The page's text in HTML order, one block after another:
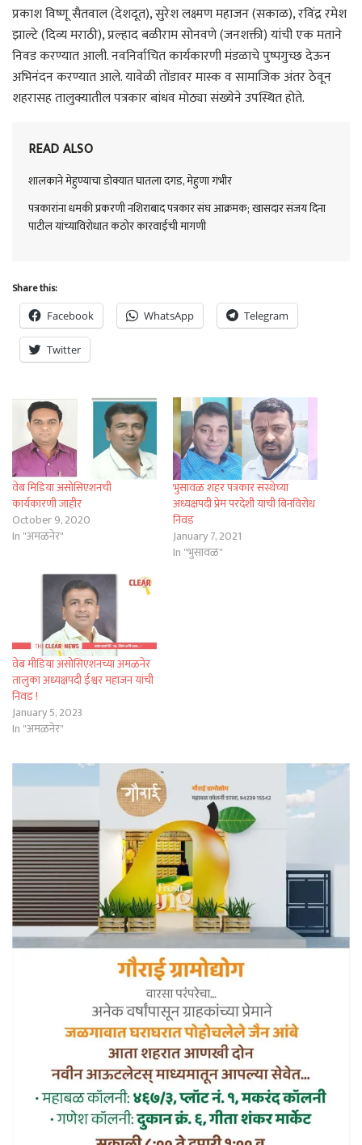
प्रकाश विष्णू सैतवाल (देशदूत), सुरेश लक्ष्मण महाजन (सकाळ), रविंद्र रमेश
झाल्टे (दिव्य मराठी), प्रल्हाद बळीराम सोनवणे (जनशक्ती) यांची एक मताने
निवड करण्यात आली. नवनिर्वाचित कार्यकारणी मंडळाचे पुष्पगुच्छ देऊन
अभिनंदन करण्यात आले. यावेळी तोंडावर मास्क व सामाजिक अंतर ठेवून
शहरासह तालुक्यातील पत्रकार बांधव मोठ्या संख्येने उपस्थित होते.
READ ALSO
शालकाने मेहुण्याचा डोक्यात घातला दगड, मेहुणा गंभीर
पत्रकारांना धमकी प्रकरणी नशिराबाद पत्रकार संघ आक्रमक; खासदार संजय दिना
पाटील यांच्याविरोधात कठोर कारवाईची मागणी
Share this:
Facebook WhatsApp Telegram
Twitter
वेब मिडिया असोसिएशनची
कार्यकारणी जाहीर
October 9, 2020
In "अमळनेर"
भुसावळ शहर पत्रकार संस्थेच्या
अध्यक्षपदी प्रेम परदेशी यांची बिनविरोध
निवड
January 7, 2021
In "भुसावळ"
वेब मीडिया असोसिएशनच्या अमळनेर
तालुका अध्यक्षपदी ईश्वर महाजन यांची
निवड !
January 5, 2023
In "अमळनेर"